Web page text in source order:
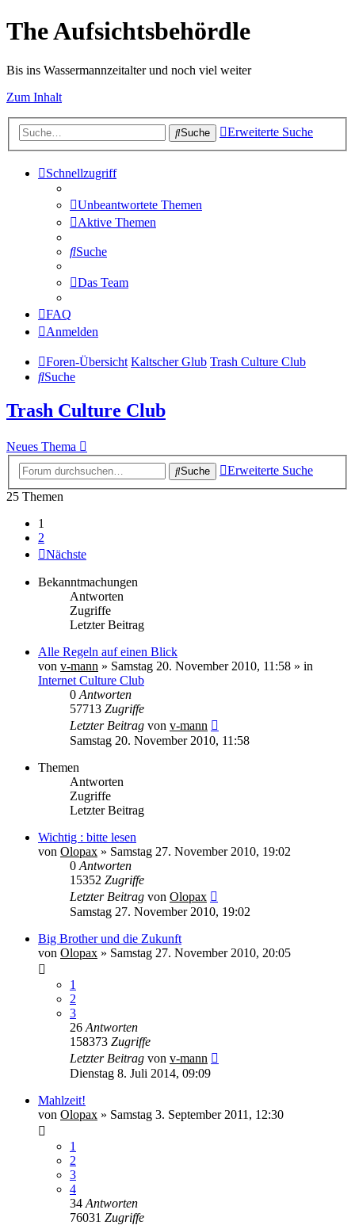
The Aufsichtsbehördle
Bis ins Wassermannzeitalter und noch viel weiter
Zum Inhalt
Suche Erweiterte Suche
Schnellzugriff
Unbeantwortete Themen
Aktive Themen
Suche
Das Team
FAQ
Anmelden
Foren-Übersicht Kaltscher Glub Trash Culture Club
Suche
Trash Culture Club
Neues Thema
Suche
Erweiterte Suche
25 Themen
1
2
Nächste
Bekanntmachungen
Antworten
Zugriffe
Letzter Beitrag
Alle Regeln auf einen Blick
von v-mann » Samstag 20. November 2010, 11:58 » in
Internet Culture Club
0 Antworten
57713 Zugriffe
Letzter Beitrag von v-mann
Samstag 20. November 2010, 11:58
Themen
Antworten
Zugriffe
Letzter Beitrag
Wichtig : bitte lesen
von Olopax » Samstag 27. November 2010, 19:02
0 Antworten
15352 Zugriffe
Letzter Beitrag von Olopax
Samstag 27. November 2010, 19:02
Big Brother und die Zukunft
von Olopax » Samstag 27. November 2010, 20:05
1
2
3
26 Antworten
158373 Zugriffe
Letzter Beitrag von v-mann
Dienstag 8. Juli 2014, 09:09
Mahlzeit!
von Olopax » Samstag 3. September 2011, 12:30
1
2
3
4
34 Antworten
76031 Zugriffe